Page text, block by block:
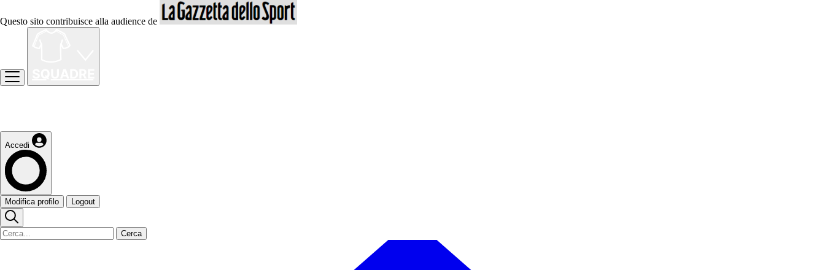
Questo sito contribuisce alla audience de
Accedi
Modifica profilo Logout
Cerca